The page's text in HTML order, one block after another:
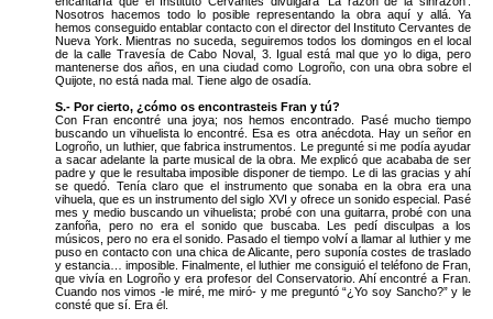
Nosotros hacemos todo lo posible representando la obra aquí y allá. Ya
hemos conseguido entablar contacto con el director del Instituto Cervantes de
Nueva York. Mientras no suceda, seguiremos todos los domingos en el local
de la calle Travesía de Cabo Noval, 3. Igual está mal que yo lo diga, pero
mantenerse dos años, en una ciudad como Logroño, con una obra sobre el
Quijote, no está nada mal. Tiene algo de osadía.
S.- Por cierto, ¿cómo os encontrasteis Fran y tú?
Con Fran encontré una joya; nos hemos encontrado. Pasé mucho tiempo
buscando un vihuelista lo encontré. Esa es otra anécdota. Hay un señor en
Logroño, un luthier, que fabrica instrumentos. Le pregunté si me podía ayudar
a sacar adelante la parte musical de la obra. Me explicó que acababa de ser
padre y que le resultaba imposible disponer de tiempo. Le di las gracias y ahí
se quedó. Tenía claro que el instrumento que sonaba en la obra era una
vihuela, que es un instrumento del siglo XVI y ofrece un sonido especial. Pasé
mes y medio buscando un vihuelista; probé con una guitarra, probé con una
zanfoña, pero no era el sonido que buscaba. Les pedí disculpas a los
músicos, pero no era el sonido. Pasado el tiempo volví a llamar al luthier y me
puso en contacto con una chica de Alicante, pero suponía costes de traslado
y estancia… imposible. Finalmente, el luthier me consiguió el teléfono de Fran,
que vivía en Logroño y era profesor del Conservatorio. Ahí encontré a Fran.
Cuando nos vimos -le miré, me miró- y me preguntó “¿Yo soy Sancho?” y le
consté que sí. Era él.